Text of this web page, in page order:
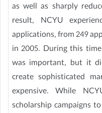
as well as sharply
result, NCYU
applications, from 249
in 2005. During this
was important, but it
create sophisticated
expensive. While
scholarship campaigns